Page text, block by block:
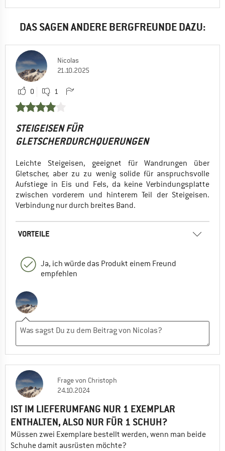
DAS SAGEN ANDERE BERGFREUNDE DAZU:
Nicolas
21.10.2025
0 1
STEIGEISEN FÜR
GLETSCHERDURCHQUERUNGEN
Leichte Steigeisen, geeignet für Wandrungen über
Gletscher, aber zu zu wenig solide für anspruchsvolle
Aufstiege in Eis und Fels, da keine Verbindungsplatte
zwischen vorderem und hinterem Teil der Steigeisen.
Verbindung nur durch breites Band.
VORTEILE
Ja, ich würde das Produkt einem Freund
empfehlen
Fragevon Christoph
24.10.2024
IST IM LIEFERUMFANG NUR 1 EXEMPLAR
ENTHALTEN, ALSO NUR FÜR 1 SCHUH?
Müssen zwei Exemplare bestellt werden, wenn man beide
Schuhe damit ausrüsten möchte?